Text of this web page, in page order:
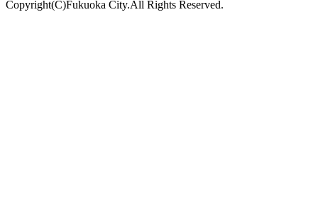
Copyright(C)Fukuoka City.All Rights Reserved.